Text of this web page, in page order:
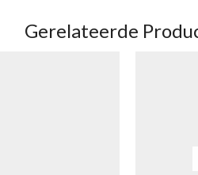
Gerelateerde